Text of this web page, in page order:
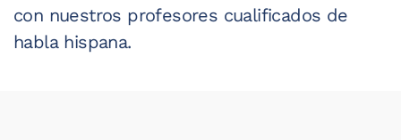
con nuestros profesores cualificados de
habla hispana.